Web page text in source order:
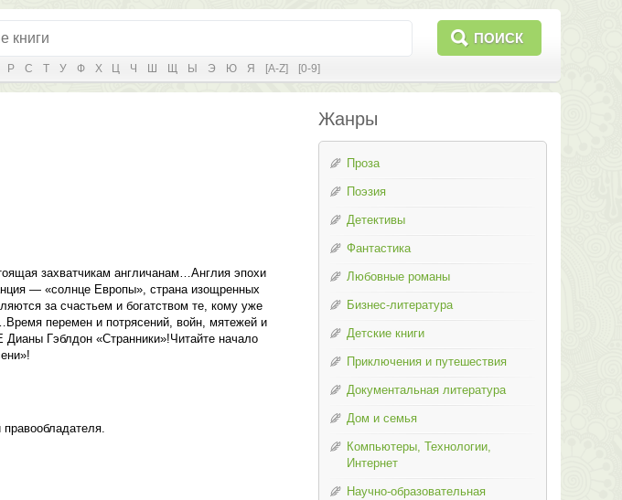
ПОИСК
Р С Т У Ф Х Ц Ч Ш Щ Ы Э Ю Я [A-Z] [0-9]
захватчикам англичанам…Англия эпохи
— «солнце Европы», страна изощренных
за счастьем и богатством те, кому уже
перемен и потрясений, войн, мятежей и
Гэблдон «Странники»!Читайте начало
Жанры
Проза
Поэзия
Детективы
Фантастика
Любовные романы
Бизнес-литература
Детские книги
Приключения и путешествия
Документальная литература
Дом и семья
Компьютеры, Технологии,
Интернет
Научно-образовательная